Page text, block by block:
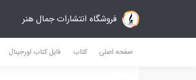
فروشگاه انتشارات جمال هنر
صفحه اصلی کتاب فایل کتاب اورجینال